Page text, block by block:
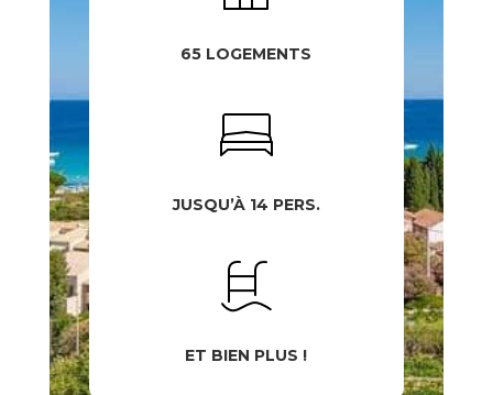
65 LOGEMENTS
JUSQU’À 14 PERS.
ET BIEN PLUS !